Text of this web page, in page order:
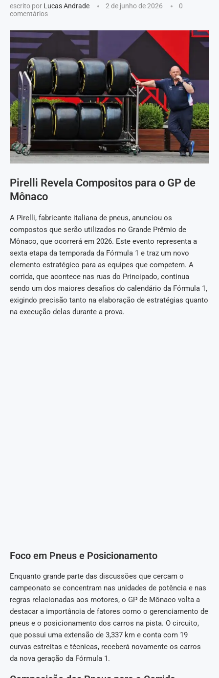
escrito por Lucas Andrade 2 de junho de 2026
0
comentários
Pirelli Revela Compositos para o GP de
Mônaco
A Pirelli, fabricante italiana de pneus, anunciou os
compostos que serão utilizados no Grande Prêmio de
Mônaco, que ocorrerá em 2026. Este evento representa a
sexta etapa da temporada da Fórmula 1 e traz um novo
elemento estratégico para as equipes que competem. A
corrida, que acontece nas ruas do Principado, continua
sendo um dos maiores desafios do calendário da Fórmula 1,
exigindo precisão tanto na elaboração de estratégias quanto
na execução delas durante a prova.
Foco em Pneus e Posicionamento
Enquanto grande parte das discussões que cercam o
campeonato se concentram nas unidades de potência e nas
regras relacionadas aos motores, o GP de Mônaco volta a
destacar a importância de fatores como o gerenciamento de
pneus e o posicionamento dos carros na pista. O circuito,
que possui uma extensão de 3,337 km e conta com 19
curvas estreitas e técnicas, receberá novamente os carros
da nova geração da Fórmula 1.